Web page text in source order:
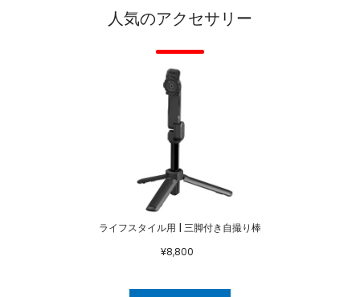
人気のアクセサリー
ライフスタイル用 | 三脚付き自撮り棒
¥8,800